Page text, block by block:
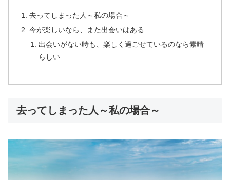
去ってしまった人～私の場合～
今が楽しいなら、また出会いはある
出会いがない時も、楽しく過ごせているのなら素晴
らしい
去ってしまった人～私の場合～